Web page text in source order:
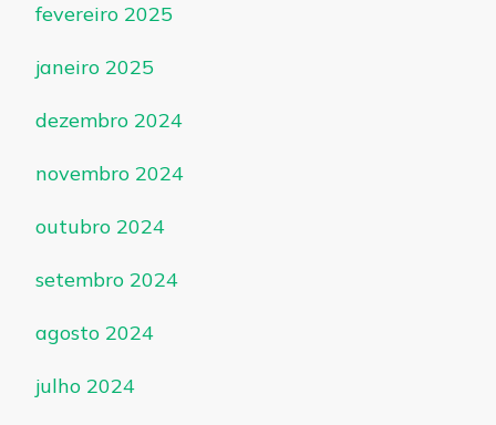
fevereiro 2025
janeiro 2025
dezembro 2024
novembro 2024
outubro 2024
setembro 2024
agosto 2024
julho 2024